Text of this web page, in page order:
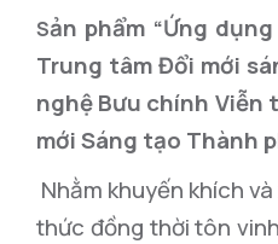
Sản phẩm “Ứng
Trung tâm Đổi mới
nghệ Bưu chính Viễn
mới Sáng tạo Thành
Nhằm khuyến khích
thức đồng thời tôn